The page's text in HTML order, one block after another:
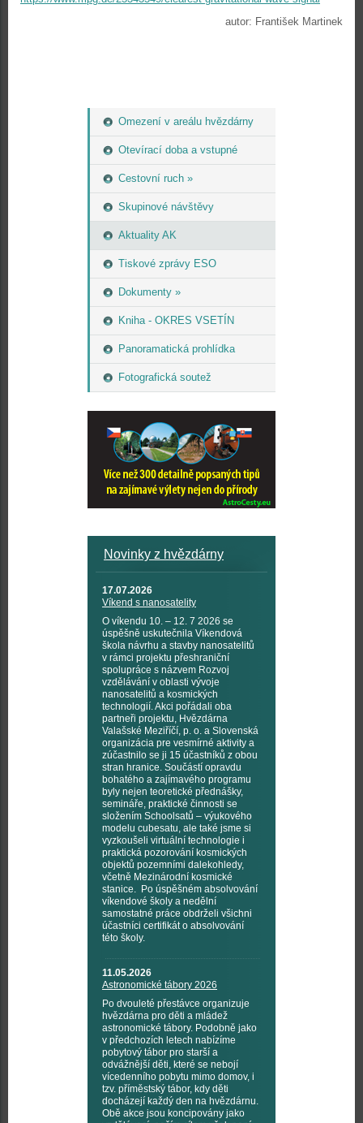
Omezení v areálu hvězdárny
Otevírací doba a vstupné
Cestovní ruch »
Skupinové návštěvy
Aktuality AK
Tiskové zprávy ESO
Dokumenty »
Kniha - OKRES VSETÍN
Panoramatická prohlídka
Fotografická soutež
Novinky z hvězdárny
17.07.2026
Víkend s nanosatelity
O víkendu 10. – 12. 7 2026 se
úspěšně uskutečnila Víkendová
škola návrhu a stavby nanosatelitů
v rámci projektu přeshraniční
spolupráce s názvem Rozvoj
vzdělávání v oblasti vývoje
nanosatelitů a kosmických
technologií. Akci pořádali oba
partneři projektu, Hvězdárna
Valašské Meziříčí, p. o. a Slovenská
organizácia pre vesmírné aktivity a
zúčastnilo se ji 15 účastníků z obou
stran hranice. Součástí opravdu
bohatého a zajímavého programu
byly nejen teoretické přednášky,
semináře, praktické činnosti se
složením Schoolsatů – výukového
modelu cubesatu, ale také jsme si
vyzkoušeli virtuální technologie i
praktická pozorování kosmických
objektů pozemními dalekohledy,
včetně Mezinárodní kosmické
stanice. Po úspěšném absolvování
víkendové školy a nedělní
samostatné práce obdrželi všichni
účastníci certifikát o absolvování
této školy.
11.05.2026
Astronomické tábory 2026
Po dvouleté přestávce organizuje
hvězdárna pro děti a mládež
astronomické tábory. Podobně jako
v předchozích letech nabízíme
pobytový tábor pro starší a
odvážnější děti, které se nebojí
vícedenního pobytu mimo domov, i
tzv. příměstský tábor, kdy děti
docházejí každý den na hvězdárnu.
Obě akce jsou koncipovány jako
autor: František Martinek